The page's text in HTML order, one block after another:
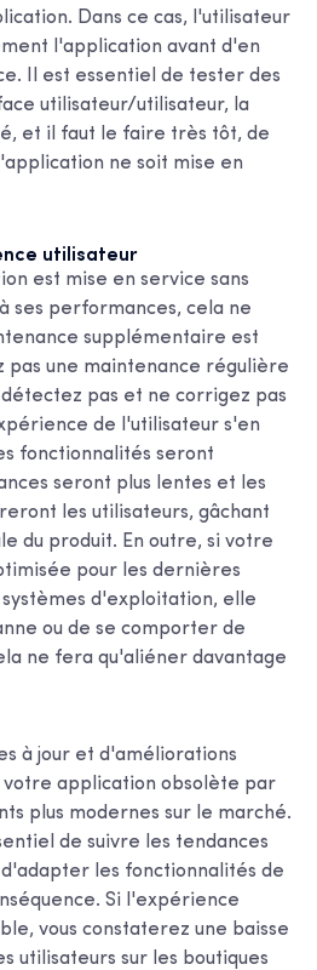
Dans ce cas, l'utilisateur
l'application avant d'en
Il est essentiel de tester des
utilisateur/utilisateur, la
et il faut le faire très tôt, de
ne soit mise en
utilisateur
est mise en service sans
ses performances, cela ne
supplémentaire est
pas une maintenance régulière
pas et ne corrigez pas
de l'utilisateur s'en
fonctionnalités seront
seront plus lentes et les
les utilisateurs, gâchant
du produit. En outre, si votre
pour les dernières
d'exploitation, elle
ou de se comporter de
ne fera qu'aliéner davantage
à jour et d'améliorations
application obsolète par
plus modernes sur le marché.
de suivre les tendances
les fonctionnalités de
Si l'expérience
vous constaterez une baisse
utilisateurs sur les boutiques